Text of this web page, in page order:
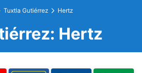
Tuxtla Gutiérrez Hertz
Hertz